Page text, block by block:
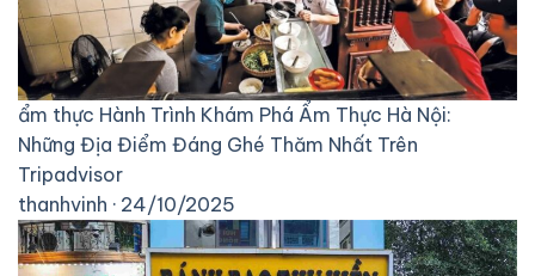
ẩm thực Hành Trình Khám Phá Ẩm Thực Hà Nội:
Những Địa Điểm Đáng Ghé Thăm Nhất Trên
Tripadvisor
thanhvinh · 24/10/2025